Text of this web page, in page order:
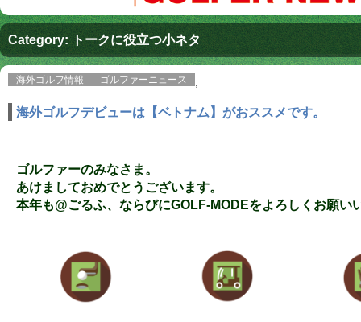
Category: トークに役立つ小ネタ
海外ゴルフ情報 ゴルファーニュース
海外ゴルフデビューは【ベトナム】がおススメです。
ゴルファーのみなさま。
あけましておめでとうございます。
本年も@ごるふ、ならびにGOLF-MODEをよろしくお願い